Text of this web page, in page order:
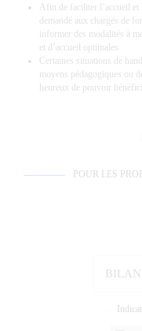
Afin de faciliter l’accueil et
demandé aux chargés de
informer des modalités à
et d’accueil optimales
Certaines situations de
moyens pédagogiques ou
heureux de pouvoir
POUR LES
BILAN